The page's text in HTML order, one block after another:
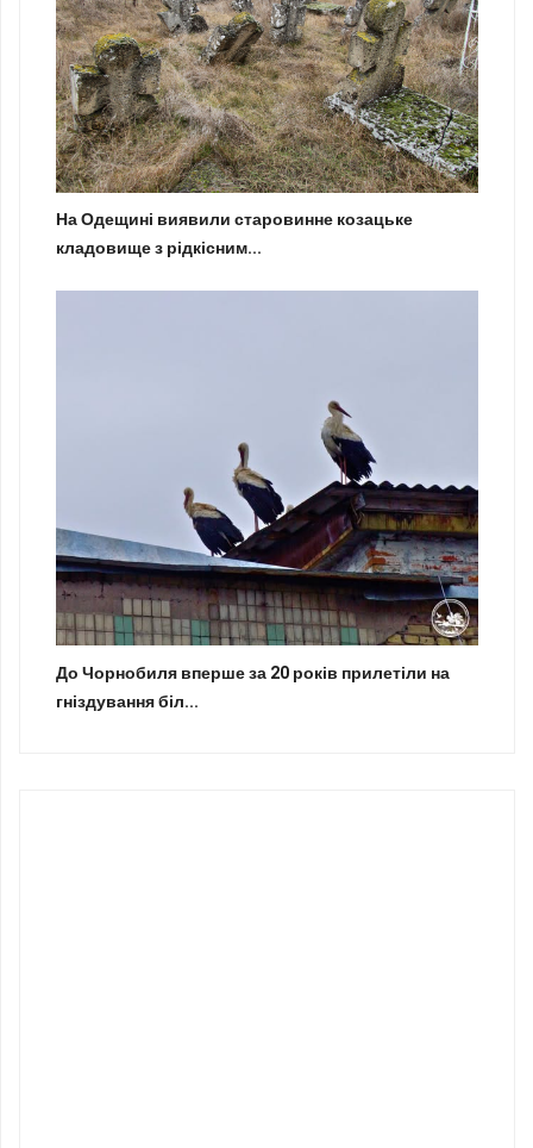
На Одещині виявили старовинне козацьке
кладовище з рідкісним...
До Чорнобиля вперше за 20 років прилетіли на
гніздування біл...